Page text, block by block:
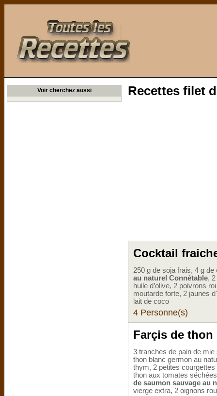
Voir cherchez aussi Recettes filet
Cocktail
250 g de soja frais, 4 g
au naturel Connétable,
huile d’olive, 2 poivrons
moutarde forte, 2 jaunes
lait de coco
4 Personne(s)
Farçis de thon
3 tranches de pain de
thon blanc germon au
thym, 2 petites courgettes
thon aux tomates
de saumon sauvage au
vierge extra, 2 oignons